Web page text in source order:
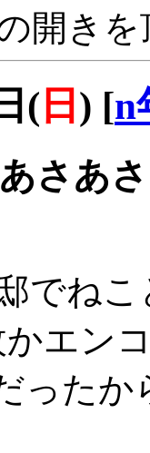
開き
( 日 ) [n
さあさ
でね
エン
ったか